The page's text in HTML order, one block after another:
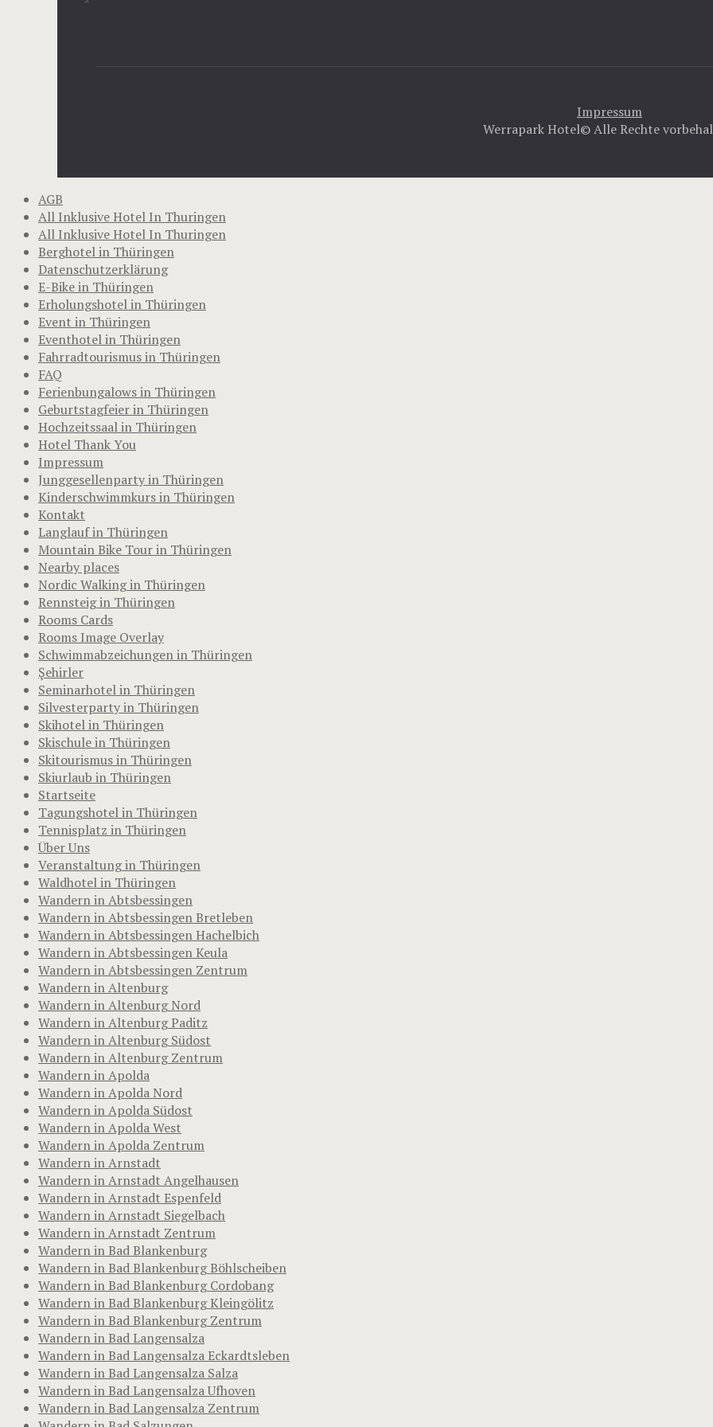
Impressum
Werrapark Hotel© Alle Rechte
AGB
All Inklusive Hotel In Thuringen
All Inklusive Hotel In Thuringen
Berghotel in Thüringen
Datenschutzerklärung
E-Bike in Thüringen
Erholungshotel in Thüringen
Event in Thüringen
Eventhotel in Thüringen
Fahrradtourismus in Thüringen
FAQ
Ferienbungalows in Thüringen
Geburtstagfeier in Thüringen
Hochzeitssaal in Thüringen
Hotel Thank You
Impressum
Junggesellenparty in Thüringen
Kinderschwimmkurs in Thüringen
Kontakt
Langlauf in Thüringen
Mountain Bike Tour in Thüringen
Nearby places
Nordic Walking in Thüringen
Rennsteig in Thüringen
Rooms Cards
Rooms Image Overlay
Schwimmabzeichungen in Thüringen
Şehirler
Seminarhotel in Thüringen
Silvesterparty in Thüringen
Skihotel in Thüringen
Skischule in Thüringen
Skitourismus in Thüringen
Skiurlaub in Thüringen
Startseite
Tagungshotel in Thüringen
Tennisplatz in Thüringen
Über Uns
Veranstaltung in Thüringen
Waldhotel in Thüringen
Wandern in Abtsbessingen
Wandern in Abtsbessingen Bretleben
Wandern in Abtsbessingen Hachelbich
Wandern in Abtsbessingen Keula
Wandern in Abtsbessingen Zentrum
Wandern in Altenburg
Wandern in Altenburg Nord
Wandern in Altenburg Paditz
Wandern in Altenburg Südost
Wandern in Altenburg Zentrum
Wandern in Apolda
Wandern in Apolda Nord
Wandern in Apolda Südost
Wandern in Apolda West
Wandern in Apolda Zentrum
Wandern in Arnstadt
Wandern in Arnstadt Angelhausen
Wandern in Arnstadt Espenfeld
Wandern in Arnstadt Siegelbach
Wandern in Arnstadt Zentrum
Wandern in Bad Blankenburg
Wandern in Bad Blankenburg Böhlscheiben
Wandern in Bad Blankenburg Cordobang
Wandern in Bad Blankenburg Kleingölitz
Wandern in Bad Blankenburg Zentrum
Wandern in Bad Langensalza
Wandern in Bad Langensalza Eckardtsleben
Wandern in Bad Langensalza Salza
Wandern in Bad Langensalza Ufhoven
Wandern in Bad Langensalza Zentrum